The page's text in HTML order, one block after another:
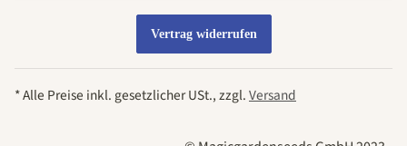
Vertrag widerrufen
* Alle Preise inkl. gesetzlicher USt., zzgl.Versand